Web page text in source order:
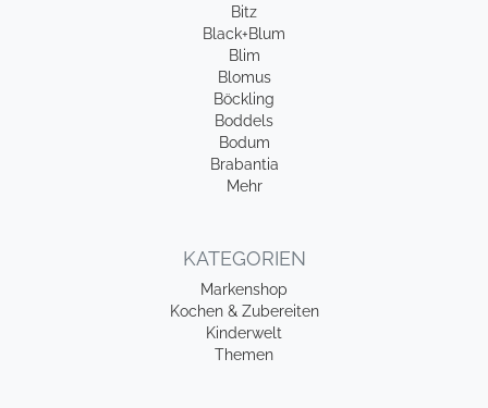
Bitz
Black+Blum
Blim
Blomus
Böckling
Boddels
Bodum
Brabantia
Mehr
KATEGORIEN
Markenshop
Kochen & Zubereiten
Kinderwelt
Themen